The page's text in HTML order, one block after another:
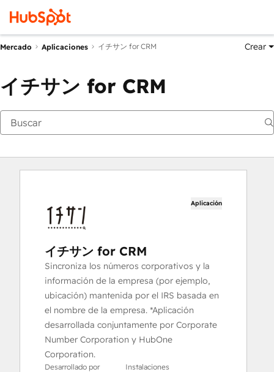
Mercado Aplicaciones イチサン for CRM Crear
イチサン for CRM
Aplicación
イチサン for CRM
Sincroniza los números corporativos y la
información de la empresa (por ejemplo,
ubicación) mantenida por el IRS basada en
el nombre de la empresa. *Aplicación
desarrollada conjuntamente por Corporate
Number Corporation y HubOne
Corporation.
Desarrollado por Instalaciones